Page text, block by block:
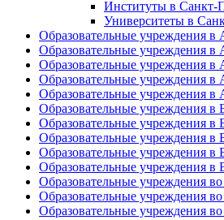
Институты в Санкт-
Университеты в
Образовательные учреждения в
Образовательные учреждения в
Образовательные учреждения в
Образовательные учреждения в
Образовательные учреждения в
Образовательные учреждения в
Образовательные учреждения в
Образовательные учреждения в
Образовательные учреждения в
Образовательные учреждения в
Образовательные учреждения
Образовательные учреждения
Образовательные учреждения